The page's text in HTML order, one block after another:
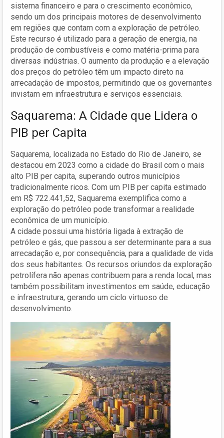
sistema financeiro e para o crescimento econômico,
sendo um dos principais motores de desenvolvimento
em regiões que contam com a exploração de petróleo.
Este recurso é utilizado para a geração de energia, na
produção de combustíveis e como matéria-prima para
diversas indústrias. O aumento da produção e a elevação
dos preços do petróleo têm um impacto direto na
arrecadação de impostos, permitindo que os governantes
invistam em infraestrutura e serviços essenciais.
Saquarema: A Cidade que Lidera o
PIB per Capita
Saquarema, localizada no Estado do Rio de Janeiro, se
destacou em 2023 como a cidade do Brasil com o mais
alto PIB per capita, superando outros municípios
tradicionalmente ricos. Com um PIB per capita estimado
em R$ 722.441,52, Saquarema exemplifica como a
exploração do petróleo pode transformar a realidade
econômica de um município.
A cidade possui uma história ligada à extração de
petróleo e gás, que passou a ser determinante para a sua
arrecadação e, por consequência, para a qualidade de vida
dos seus habitantes. Os recursos oriundos da exploração
petrolífera não apenas contribuem para a renda local, mas
também possibilitam investimentos em saúde, educação
e infraestrutura, gerando um ciclo virtuoso de
desenvolvimento.